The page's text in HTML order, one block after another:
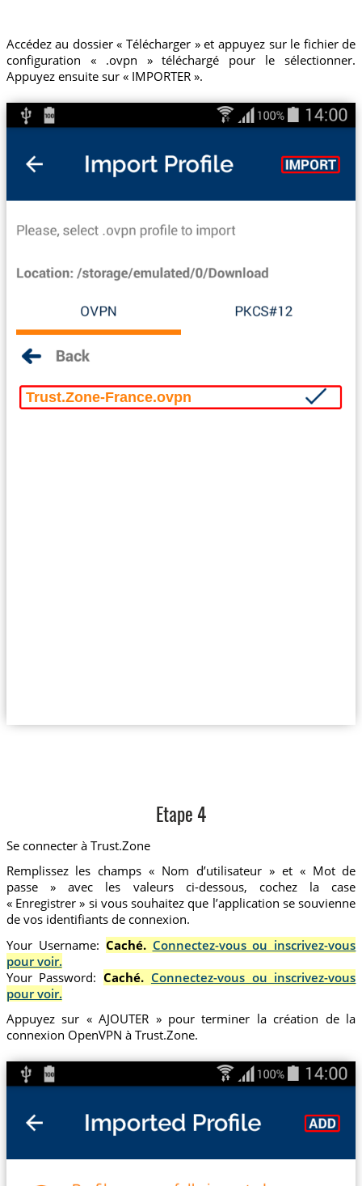
Accédez au dossier « Télécharger » et appuyez sur le fichier de
configuration « .ovpn » téléchargé pour le sélectionner.
Appuyez ensuite sur « IMPORTER ».
Trust.Zone-France.ovpn
Etape 4
Se connecter à Trust.Zone
Remplissez les champs « Nom d’utilisateur » et « Mot de
passe » avec les valeurs ci-dessous, cochez la case
« Enregistrer » si vous souhaitez que l’application se souvienne
de vos identifiants de connexion.
Your Username: Caché. Connectez-vous ou inscrivez-vous
pour voir.
Your Password:Caché. Connectez-vous ou inscrivez-vous
pour voir.
Appuyez sur « AJOUTER » pour terminer la création de la
connexion OpenVPN à Trust.Zone.